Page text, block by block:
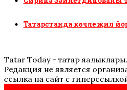
Татарстанда көчле җил
Tatar Today - татар
Редакция не является
ссылка на сайт с